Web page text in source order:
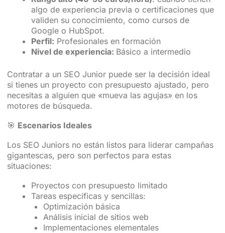
algo de experiencia previa o certificaciones que
validen su conocimiento, como cursos de
Google o HubSpot.
Perfil: Profesionales en formación
Nivel de experiencia: Básico a intermedio
Contratar a un SEO Junior puede ser la decisión ideal
si tienes un proyecto con presupuesto ajustado, pero
necesitas a alguien que «mueva las agujas» en los
motores de búsqueda.
🎯 Escenarios Ideales
Los SEO Juniors no están listos para liderar campañas
gigantescas, pero son perfectos para estas
situaciones:
Proyectos con presupuesto limitado
Tareas específicas y sencillas:
Optimización básica
Análisis inicial de sitios web
Implementaciones elementales